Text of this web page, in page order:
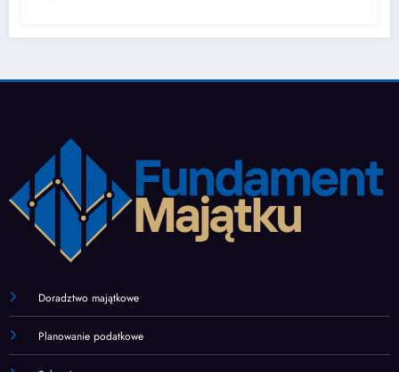
Doradztwo majątkowe
Planowanie podatkowe